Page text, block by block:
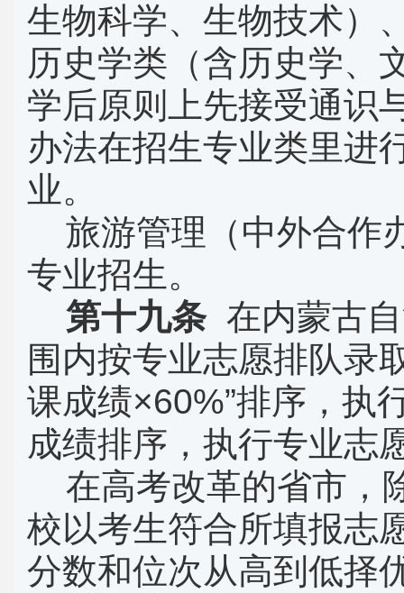
生物科学、生物技术）
历史学类（含历史学、
学后原则上先接受通识
办法在招生专业类里进
业。
旅游管理（中外合作
专业招生。
第十九条 在内蒙古
围内按专业志愿排队录
课成绩×60%”排序，执
成绩排序，执行专业志
在高考改革的省市，
校以考生符合所填报志
分数和位次从高到低择